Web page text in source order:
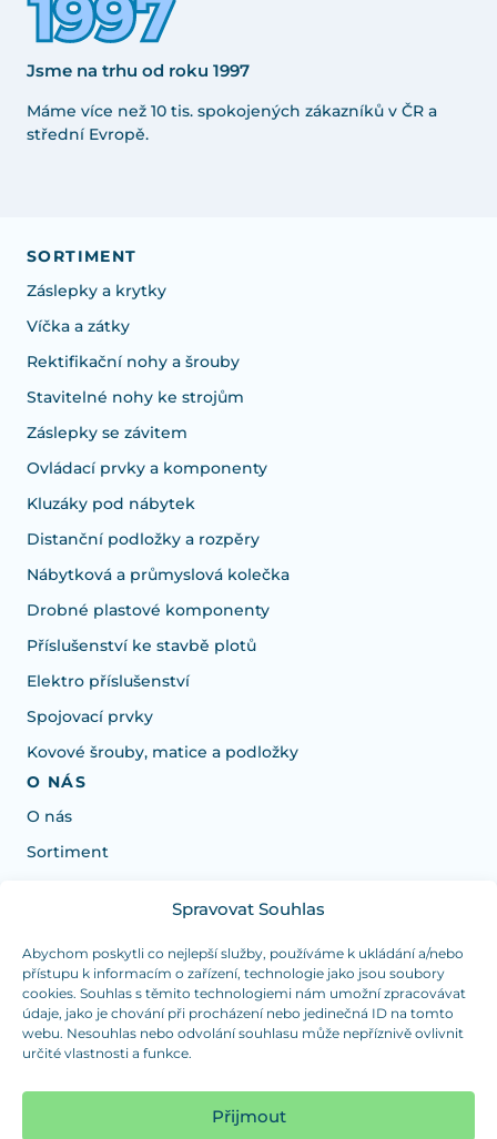
Spravovat Souhlas
Abychom poskytli co nejlepší služby, používáme k ukládání a/nebo
přístupu k informacím o zařízení, technologie jako jsou soubory
cookies. Souhlas s těmito technologiemi nám umožní zpracovávat
údaje, jako je chování při procházení nebo jedinečná ID na tomto
webu. Nesouhlas nebo odvolání souhlasu může nepříznivě ovlivnit
určité vlastnosti a funkce.
Přijmout
Jsme na trhu od roku 1997
Máme více než 10 tis. spokojených zákazníků v ČR a
střední Evropě.
SORTIMENT
Záslepky a krytky
Víčka a zátky
Rektifikační nohy a šrouby
Stavitelné nohy ke strojům
Záslepky se závitem
Ovládací prvky a komponenty
Kluzáky pod nábytek
Distanční podložky a rozpěry
Nábytková a průmyslová kolečka
Drobné plastové komponenty
Příslušenství ke stavbě plotů
Elektro příslušenství
Spojovací prvky
Kovové šrouby, matice a podložky
O NÁS
O nás
Sortiment
Potřebujete poradit s výběrem?
Jsme tu pro vás Pondělí-Čtvrtek od: 7:30 - 15:30 hodin
a Pátek od 7:30 - 14:30 hodin
info@dualpraha.cz +420 725 802 767
(platba pouze v hotovosti)
Jsme tu pro vás Pondělí-Čtvrtek od: 7:30 - 15:30 hodin